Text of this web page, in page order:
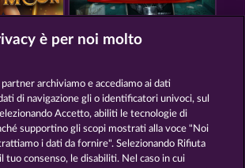
DEAD LEGION
SUPER DUPER MOORHUHN
è per noi molto
partner archiviamo e accediamo ai dati
di navigazione gli o identificatori univoci, sul
Accetto, abiliti le tecnologie di
supportino gli scopi mostrati alla voce "Noi
i dati da fornire". Selezionando Rifiuta
tuo consenso, le disabiliti. Nel caso in cui